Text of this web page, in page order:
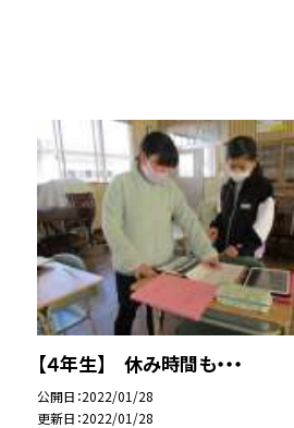
【４年生】 休み時間も・・・
公開日 2022/01/28
更新日 2022/01/28